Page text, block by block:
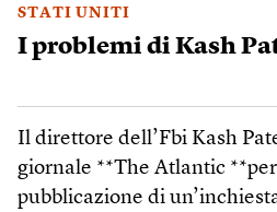
STATI UNITI
I problemi di Kash
Il direttore dell’Fbi Kash
giornale **The A­tlantic
pubblicazione di